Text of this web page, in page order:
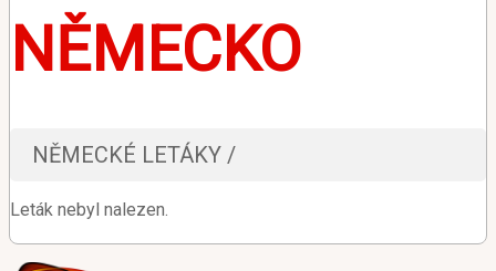
NĚMECKO
NĚMECKÉ LETÁKY /
Leták nebyl nalezen.